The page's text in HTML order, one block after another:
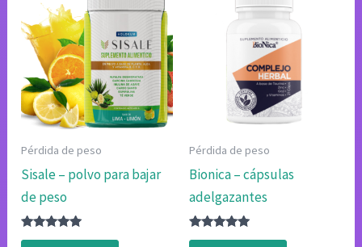
Pérdida de peso
Sisale – polvo para bajar
de peso
Valorado
Pérdida de peso
Bionica – cápsulas
adelgazantes
Valorado